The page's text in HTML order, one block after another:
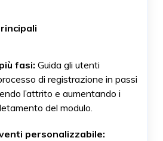
fasi: Guida gli utenti
di registrazione in passi
l’attrito e aumentando i
del modulo.
personalizzabile: